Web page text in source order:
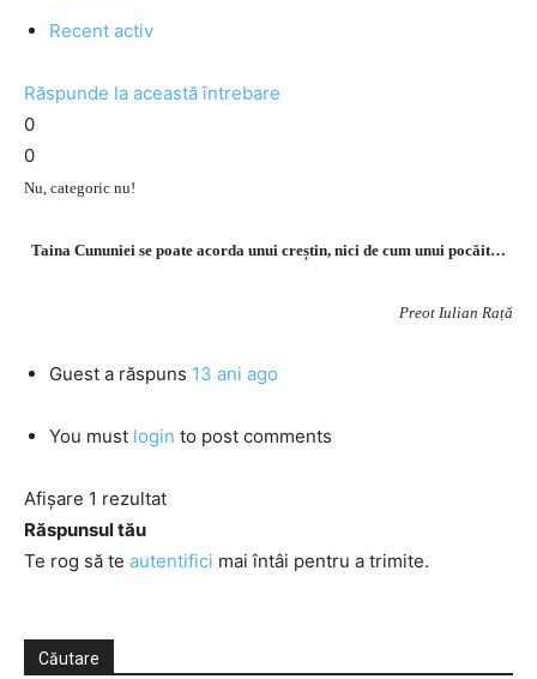
Recent activ
Răspunde la această întrebare
0
0
Nu, categoric nu!
Taina Cununiei se poate acorda unui creștin, nici de cum unui pocăit…
Preot Iulian Rață
Guest a răspuns 13 ani ago
You must login to post comments
Afișare 1 rezultat
Răspunsul tău
Te rog să te autentifici mai întâi pentru a trimite.
Căutare